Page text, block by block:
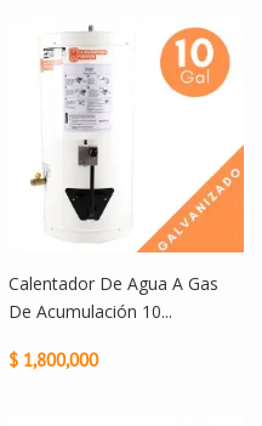
Calentador De Agua A Gas
De Acumulación 10...
$ 1,800,000